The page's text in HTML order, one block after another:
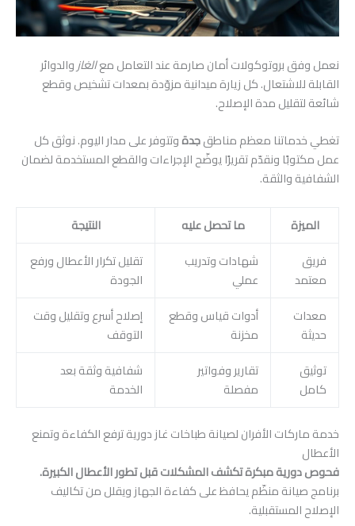
نعمل وفق بروتوكولات أمان صارمة عند التعامل معالغازوالدوائر
القابلة للاشتعال. كل زيارة ميدانية مزوّدة بمعدات تشخيص وقطع
شائعة لتقليل مدة الإصلاح.
تغطي خدماتنا معظم مناطقجدةوتتوفر على مدار اليوم. نوثق كل
عمل مكتوبًا ونقدّم تقريرًا يوضّح الإجراءات والقطع المستخدمة لضمان
الشفافية والثقة.
الميزة ما تحصل عليه
النتيجة
فريق
معتمد
شهادات وتدريب
عملي
تقليل تكرار الأعطال ورفع
الجودة
معدات
حديثة
أدوات قياس وقطع
مخزنة
إصلاح أسرع وتقليل وقت
التوقف
توثيق
كامل
تقارير وفواتير
مفصلة
شفافية وثقة بعد
الخدمة
خدمة ماركات الأفران لصيانة طباخات غاز دورية ترفع الكفاءة وتمنع
الأعطال
فحوص دورية مبكرة تكشف المشكلات قبل تطور الأعطال الكبيرة.
برنامج صيانة منظّم يحافظ على كفاءة الجهاز ويقلل من تكاليف
الإصلاح المستقبلية.